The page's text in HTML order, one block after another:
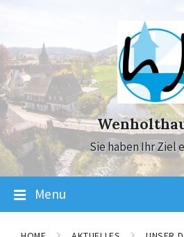
navigation
Sie haben Ihr Ziel
Menu